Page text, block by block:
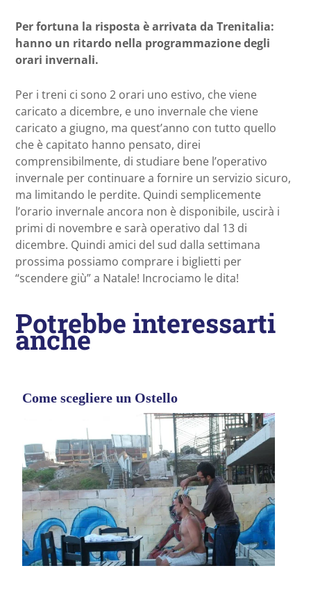
Per fortuna la risposta è arrivata da Trenitalia:
hanno un ritardo nella programmazione degli
orari invernali.
Per i treni ci sono 2 orari uno estivo, che viene
caricato a dicembre, e uno invernale che viene
caricato a giugno, ma quest’anno con tutto quello
che è capitato hanno pensato, direi
comprensibilmente, di studiare bene l’operativo
invernale per continuare a fornire un servizio sicuro,
ma limitando le perdite. Quindi semplicemente
l’orario invernale ancora non è disponibile, uscirà i
primi di novembre e sarà operativo dal 13 di
dicembre. Quindi amici del sud dalla settimana
prossima possiamo comprare i biglietti per
“scendere giù” a Natale! Incrociamo le dita!
Potrebbe interessarti
anche
Come scegliere un Ostello